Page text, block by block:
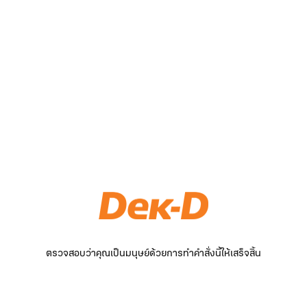
ตรวจสอบว่าคุณเป็นมนุษย์ด้วยการทำคำสั่งนี้ให้เสร็จสิ้น